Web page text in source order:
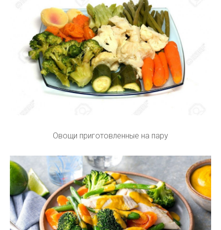
Овощи приготовленные на пару